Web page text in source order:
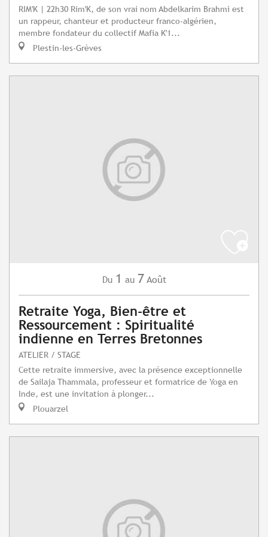
RIM'K | 22h30 Rim'K, de son vrai nom Abdelkarim Brahmi est
un rappeur, chanteur et producteur franco-algérien,
membre fondateur du collectif Mafia K'1...
Plestin-les-Grèves
Du 1 au 7 Août
Retraite Yoga, Bien-être et
Ressourcement : Spiritualité
indienne en Terres Bretonnes
ATELIER / STAGE
Cette retraite immersive, avec la présence exceptionnelle
de Sailaja Thammala, professeur et formatrice de Yoga en
Inde, est une invitation à plonger...
Plouarzel